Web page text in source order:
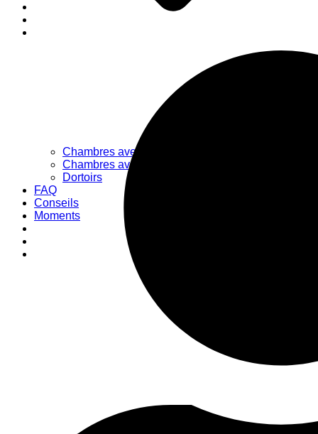
Chambres avec salle de bain partagée
Chambres avec salle de bain privée
Dortoirs
FAQ
Conseils
Moments